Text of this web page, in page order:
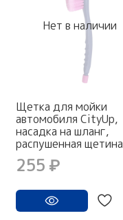
Нет в наличии
Щетка для мойки
автомобиля CityUp,
насадка на шланг,
распушенная щетина
255 ₽